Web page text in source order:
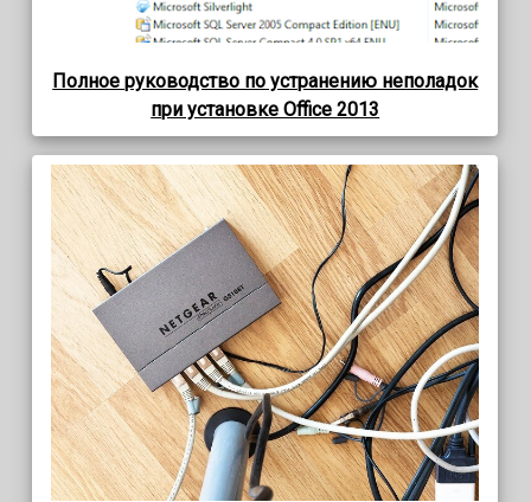
Полное руководство по устранению неполадок
при установке Office 2013